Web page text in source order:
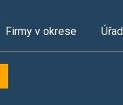
Firmy v okrese